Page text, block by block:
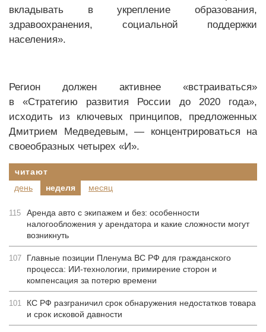
вкладывать в укрепление образования,
здравоохранения, социальной поддержки
населения».
Регион должен активнее «встраиваться»
в «Стратегию развития России до 2020 года»,
исходить из ключевых принципов, предложенных
Дмитрием Медведевым, — концентрироваться на
своеобразных четырех «И».
читают
день
неделя месяц
115
Аренда авто с экипажем и без: особенности
налогообложения у арендатора и какие сложности могут
возникнуть
107
Главные позиции Пленума ВС РФ для гражданского
процесса: ИИ-технологии, примирение сторон и
компенсация за потерю времени
101
КС РФ разграничил срок обнаружения недостатков товара
и срок исковой давности